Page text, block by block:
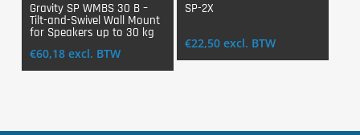
Login Voor Aankoop
Gravity SP WMBS 30 B –
Tilt-and-Swivel Wall Mount
for Speakers up to 30 kg
€60,18 excl. BTW
SP-2X
€22,50 excl. BTW